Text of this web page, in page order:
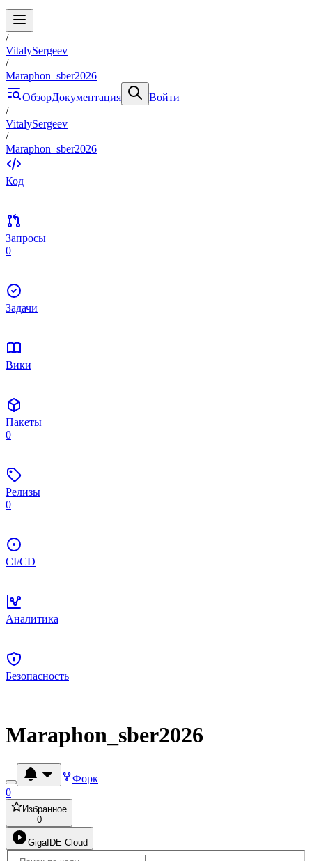
/
VitalySergeev
/
Maraphon_sber2026
ОбзорДокументация
Войти
/
VitalySergeev
/
Maraphon_sber2026
Код
Запросы
0
Задачи
Вики
Пакеты
0
Релизы
0
CI/CD
Аналитика
Безопасность
Maraphon_sber2026
Форк
0
Избранное
0
GigaIDE Cloud